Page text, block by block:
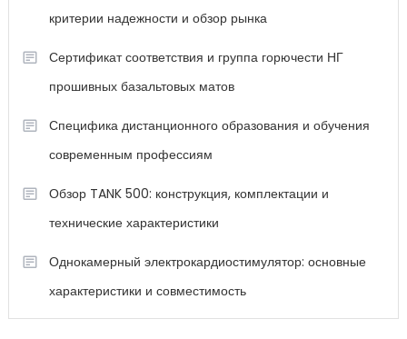
критерии надежности и обзор рынка
Сертификат соответствия и группа горючести НГ
прошивных базальтовых матов
Специфика дистанционного образования и обучения
современным профессиям
Обзор TANK 500: конструкция, комплектации и
технические характеристики
Однокамерный электрокардиостимулятор: основные
характеристики и совместимость